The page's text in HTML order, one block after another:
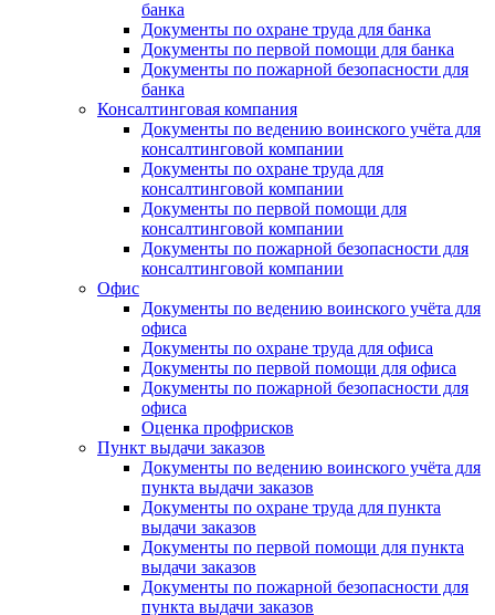
банка
Документы по охране труда для банка
Документы по первой помощи для банка
Документы по пожарной безопасности для
банка
Консалтинговая компания
Документы по ведению воинского учёта для
консалтинговой компании
Документы по охране труда для
консалтинговой компании
Документы по первой помощи для
консалтинговой компании
Документы по пожарной безопасности для
консалтинговой компании
Офис
Документы по ведению воинского учёта для
офиса
Документы по охране труда для офиса
Документы по первой помощи для офиса
Документы по пожарной безопасности для
офиса
Оценка профрисков
Пункт выдачи заказов
Документы по ведению воинского учёта для
пункта выдачи заказов
Документы по охране труда для пункта
выдачи заказов
Документы по первой помощи для пункта
выдачи заказов
Документы по пожарной безопасности для
пункта выдачи заказов